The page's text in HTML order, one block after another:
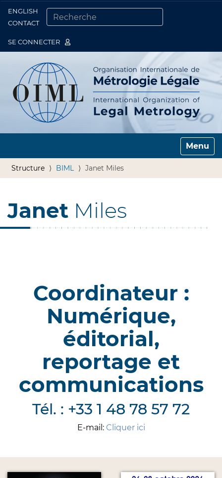
ENGLISH
CONTACT
SE CONNECTER
Toggle
Structure BIML Janet Miles
Janet Miles
Coordinateur :
Numérique,
éditorial,
reportage et
communications
Tél. : +33 1 48 78 57 72
E-mail: Cliquer ici